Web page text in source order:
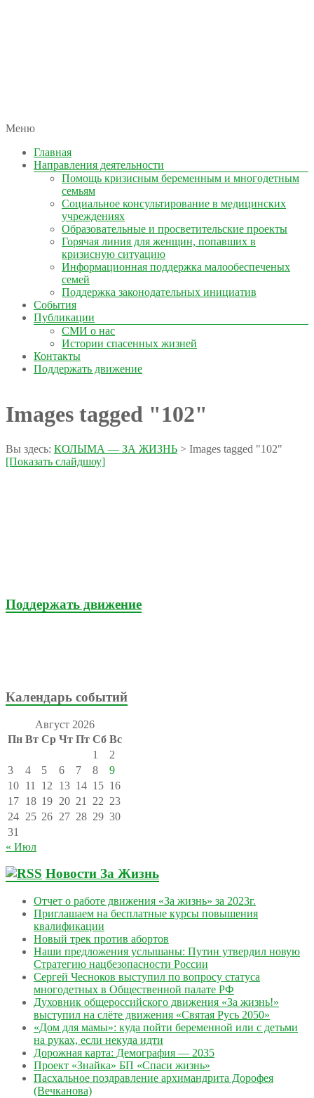
КОЛЫМА — ЗА ЖИЗНЬ
автономная некоммерческая организация
Меню
Главная
Направления деятельности
Помощь кризисным беременным и многодетным
семьям
Социальное консультирование в медицинских
учреждениях
Образовательные и просветительские проекты
Горячая линия для женщин, попавших в
кризисную ситуацию
Информационная поддержка малообеспеченых
семей
Поддержка законодательных инициатив
События
Публикации
СМИ о нас
Истории спасенных жизней
Контакты
Поддержать движение
Images tagged "102"
Вы здесь: КОЛЫМА — ЗА ЖИЗНЬ > Images tagged "102"
[Показать слайдшоу]
Поддержать движение
Календарь событий
Август 2026
Пн Вт Ср Чт Пт Сб Вс
1
2
3
4 5 6 7 8
9
10 11 12 13 14 15 16
17 18 19 20 21 22 23
24 25 26 27 28 29 30
31
« Июл
Новости За Жизнь
Отчет о работе движения «За жизнь» за 2023г.
Приглашаем на бесплатные курсы повышения
квалификации
Новый трек против абортов
Наши предложения услышаны: Путин утвердил новую
Стратегию нацбезопасности России
Сергей Чесноков выступил по вопросу статуса
многодетных в Общественной палате РФ
Духовник общероссийского движения «За жизнь!»
выступил на слёте движения «Святая Русь 2050»
«Дом для мамы»: куда пойти беременной или с детьми
на руках, если некуда идти
Дорожная карта: Демография — 2035
Проект «Знайка» БП «Спаси жизнь»
Пасхальное поздравление архимандрита Дорофея
(Вечканова)